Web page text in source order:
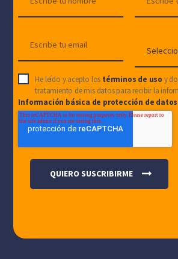
He leído y acepto los términos de uso y
tratamiento de mis datos para recibir la
Información básica de protección de datos